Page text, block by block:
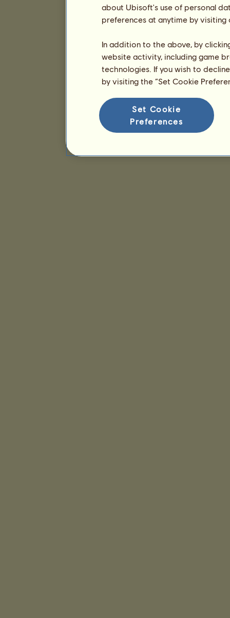
about Ubisoft's use of personal
preferences at anytime by
In addition to the above, by
website activity, including game
technologies. If you wish to
by visiting the “Set Cookie
Set Cookie
Preferences